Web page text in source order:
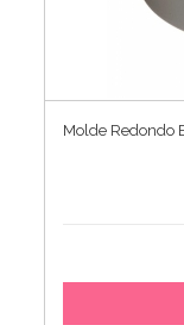
Molde Redondo